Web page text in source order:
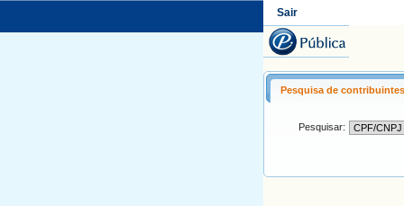
Sair
Pesquisa de contribuintes
Pesquisar: